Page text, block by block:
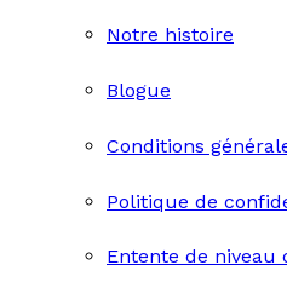
Notre histoire
Blogue
Conditions
Politique de
Entente de niveau